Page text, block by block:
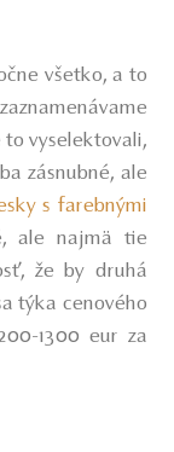
všetko, a to
to vyselektovali,
zásnubné, ale
s farebnými
ale najmä tie
že by druhá
týka cenového
1300 eur za